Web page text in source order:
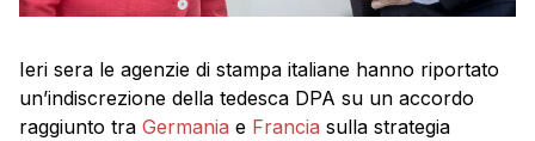
Ieri sera le agenzie di stampa italiane hanno riportato
un’indiscrezione della tedesca DPA su un accordo
raggiunto tra Germania e Francia sulla strategia